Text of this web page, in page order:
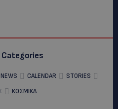
Categories
CALENDAR
STORIES
ΚΟΣΜΙΚΑ